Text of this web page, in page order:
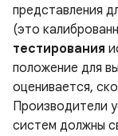
представления
(это
тестирования
положение для
оценивается,
Производители
систем должны